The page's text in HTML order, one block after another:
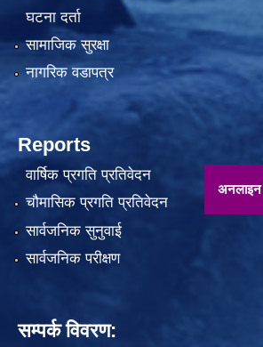
अनलाइन
घटना दर्ता
सामाजिक सुरक्षा
नागरिक वडापत्र
Reports
वार्षिक प्रगति प्रतिवेदन
चौमासिक प्रगति प्रतिवेदन
सार्वजनिक सुनुवाई
सार्वजनिक परीक्षण
सम्पर्क विवरण: